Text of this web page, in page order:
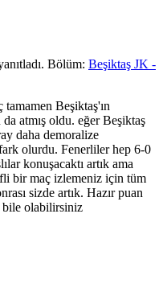
Bölüm: Beşiktaş JK -
Beşiktaş'ın
atmış oldu. eğer Beşiktaş
daha demoralize
olurdu. Fenerliler hep 6-0
konuşacaktı artık ama
bir maç izlemeniz için tüm
sizde artık. Hazır puan
bile olabilirsiniz